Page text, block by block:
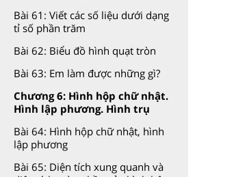
Bài 61: Viết các số liệu dưới dạng
tỉ số phần trăm
Bài 62: Biểu đồ hình quạt tròn
Bài 63: Em làm được những gì?
Chương 6: Hình hộp chữ nhật.
Hình lập phương. Hình trụ
Bài 64: Hình hộp chữ nhật, hình
lập phương
Bài 65: Diện tích xung quanh và